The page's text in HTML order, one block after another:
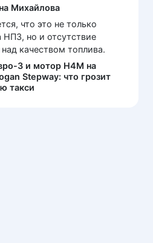
Михайлова
что это не только
НПЗ, но и отсутствие
качеством топлива.
3 и мотор H4M на
Stepway: что грозит
такси